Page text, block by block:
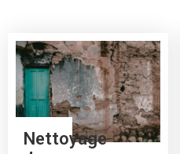
Nettoyage